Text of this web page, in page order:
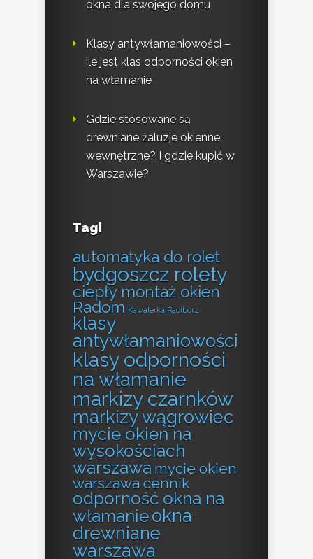
okna dla swojego domu
Klasy antywłamaniowości –
ile jest klas odporności okien
na włamanie
Gdzie stosowane są
drewniane żaluzje okienne
wewnętrzne? I gdzie kupić w
Warszawie?
Tagi
automatyka do rolet
bydgoszcz rolety
ciepły montaż okien
Radom Kawalerka Racibórz
klasy
antywłamaniowości
klasy odporności
na włamanie
markizy czarnków
markizy wągrowiec
mycie okien na
wysokościach
warszawa mycie okien
warszawa cennik
odporność okna na
włamanieokna
drewniane
warszawa